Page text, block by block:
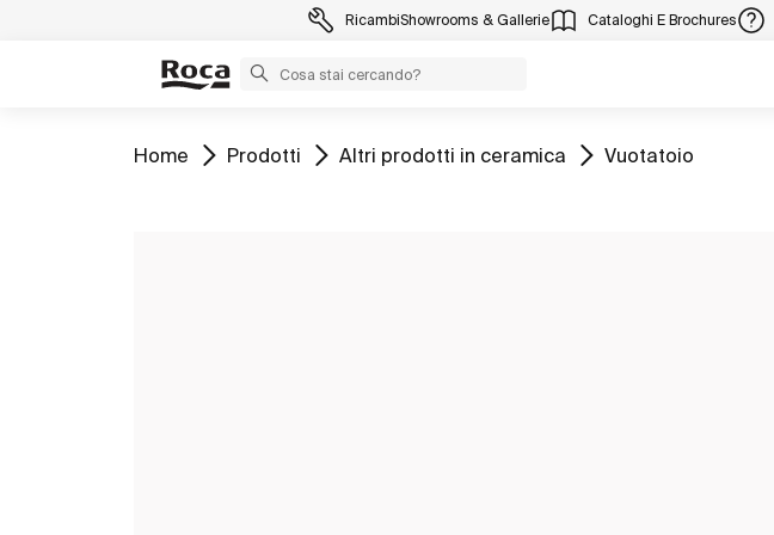
RicambiShowrooms & Gallerie Cataloghi E Brochures
Vai a
Home Vai a
Prodotti Vai a
Altri prodotti in ceramica Vai a
Vuotatoio